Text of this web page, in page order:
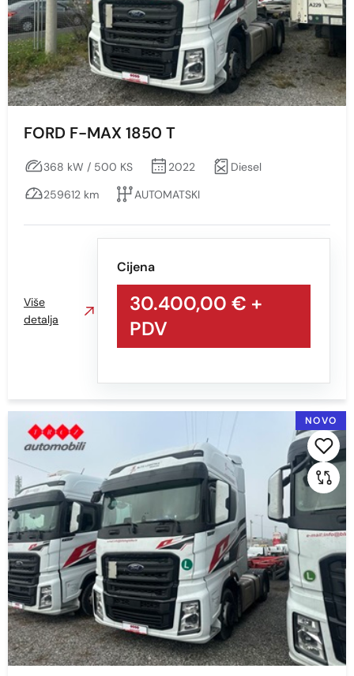
Prikaži Obriši
Boja
Sve
BIJELA
FORD F-MAX 1850 T
368 kW / 500 KS 2022
Diesel
259612 km
AUTOMATSKI
Cijena
30.400,00 € +
PDV
Više
detalja
NOVO